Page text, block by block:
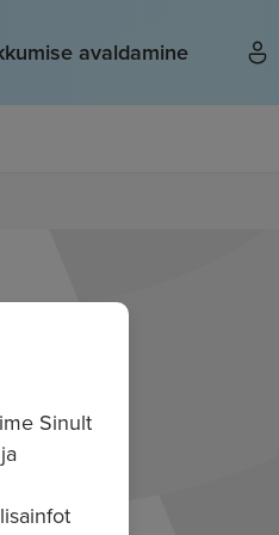
avaldamine
Sinult